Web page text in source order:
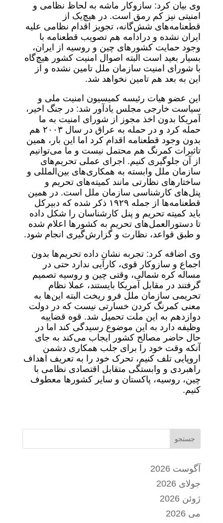
وی بیان کرد: سازوکار ماشه به لحاظ نظامی و
امنیتی نیز کم رمق است. در هیچ‌یک از
قطعنامه‌های شش‌گانه، تجویز اقدام نظامی علیه
ایران نشده و درادامه هم تصویب قطعنامه با
وجود حمایت کشورهای چین و روسیه از ایران،
بسیار بعید است البته اصوال امنیت کشور هیچ‌گاه
با شورای امنیت سازمان ملل تامین نشده و از
این به بعد هم تامین نخواهد شد.
این عضو هیات رئیسه کمیسیون امنیت ملی و
سیاست خارجی مجلس یادآور شد: در جنگ اخیر،
آمریکا بدون اخذ مجوز از شورای امنیت به ما
حمله کرد و در حمله به عراق در سال ۲۰۰۳ هم
بدون وجود قطعنامه اقدام کرد اما این بار، همین
تاثیرات کمرنگ هم محتمل نیست و ما می‌توانیم
از آن جلوگیری کنیم. اجرای عملی تحریم‌های
سازمان ملل وابسته به همکاری‌های بین‌المللی و
ساختارهای نظارتی مانند کمیته‌های تحریم و
پنل‌های کارشناسی سازمان ملل است. در همین
قطعنامه‌ها از جمله ۱۹۲۹ ذکر شده که دبیرکل
باید کمیته تحریم و پنل کارشناسان را شکل داده
تا دستورالعمل‌های تحریم به کشورها اعلام شده
و طبق قواعد، نظارت و گزارش‌گیری انجام شود.
وی اضافه کرد: تجربه نشان داده تحریم‌ها بدون
اجماع و سازوکار قوی، کارآیی ندارد حتی در
مساله کره شمالی، وقتی چین و روسیه تصمیم
گرفتند در مقابل آمریکا بایستند، عملا نظام
تحریمی سازمان ملل فرو ریخت البته این‌ها به
معنی کمرنگ کردن خسارتی نیست که در دولت
دوازدهم به این ملت تحمیل شد. قوه قضاییه
وظیفه دارد به این موضوع رسیدگی کند اما در
حال حاضر مصالح کشور ایجاب می‌کند به جای
آنکه وقت خود را برای جلب همکاری دشمن
اروپایی تلف کنیم، تحرک خود را به تعریف اهداف
راهبردی و وابستگی متقابل اقتصادی نظامی با
چین، روسیه، پاکستان و سایر کشورها معطوف
کنیم.
جستجو
آگوست 2026
جولای 2026
ژوئن 2026
می 2026